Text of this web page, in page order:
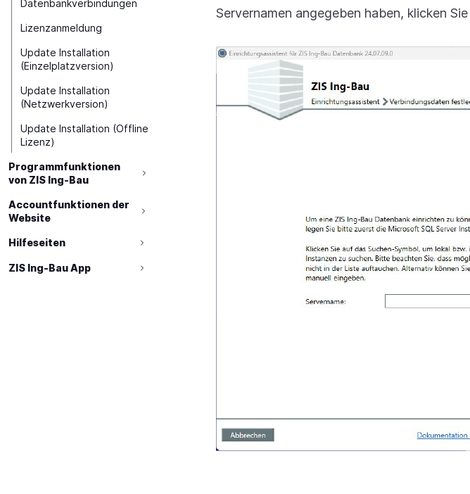
Datenbankverbindungen
Lizenzanmeldung
Update Installation
(Einzelplatzversion)
Update Installation
(Netzwerkversion)
Update Installation (Offline
Lizenz)
Programmfunktionen
von ZIS Ing-Bau
Accountfunktionen der
Website
Hilfeseiten
ZIS Ing-Bau App
Servernamen angegeben haben, klicken